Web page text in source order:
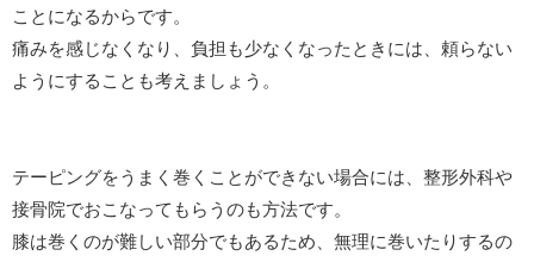
ことになるからです。
痛みを感じなくなり、負担も少なくなったときには、頼らない
ようにすることも考えましょう。
テーピングをうまく巻くことができない場合には、整形外科や
接骨院でおこなってもらうのも方法です。
膝は巻くのが難しい部分でもあるため、無理に巻いたりするの